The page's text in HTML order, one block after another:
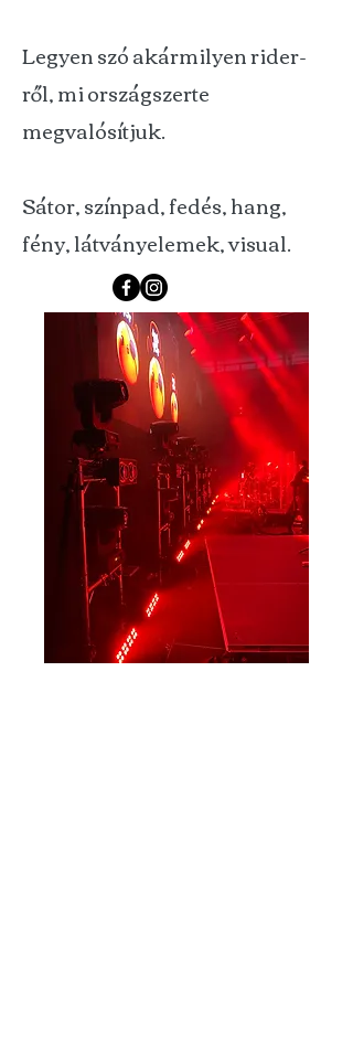
Legyen szó akármilyen rider-
ről, mi országszerte
megvalósítjuk.
Sátor, színpad, fedés, hang,
fény, látványelemek, visual.